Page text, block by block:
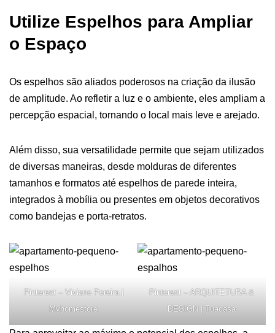
Utilize Espelhos para Ampliar
o Espaço
Os espelhos são aliados poderosos na criação da ilusão
de amplitude. Ao refletir a luz e o ambiente, eles ampliam a
percepção espacial, tornando o local mais leve e arejado.
Além disso, sua versatilidade permite que sejam utilizados
de diversas maneiras, desde molduras de diferentes
tamanhos e formatos até espelhos de parede inteira,
integrados à mobília ou presentes em objetos decorativos
como bandejas e porta-retratos.
Pinterest – Viviane Pereira |
Myhomestore
Pinterest – ARQUITETURA &
DESIGN | Tuacasa